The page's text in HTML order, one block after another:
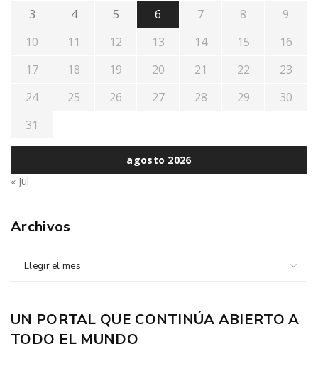
agosto 2026
3
4 5 6 7 8
9
10
11 12 13 14 15
16
17
18 19 20 21 22
23
24
25 26 27 28 29
30
31
« Jul
Archivos
Elegir el mes
UN PORTAL QUE CONTINÚA ABIERTO A
TODO EL MUNDO